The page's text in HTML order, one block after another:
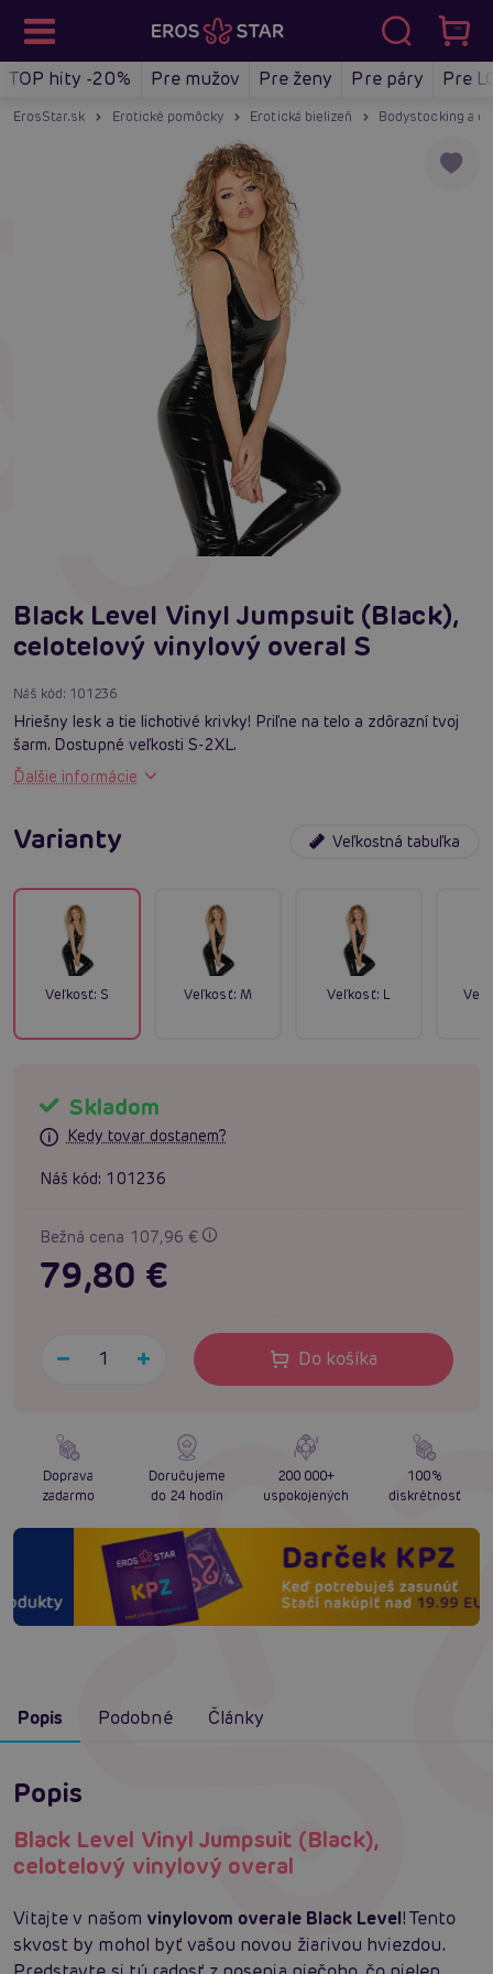
TOP hity -20% Pre mužov Pre ženy Pre páry Pre
ErosStar.sk Erotické pomôcky Erotická bielizeň Bodystocking a
Black Level Vinyl Jumpsuit (Black),
celotelový vinylový overal S
Náš kód: 101236
Hriešny lesk a tie lichotivé krivky! Priľne na telo a zdôrazní tvoj
šarm. Dostupné veľkosti S-2XL.
Ďalšie informácie
Varianty Veľkostná tabuľka
Veľkosť: S Veľkosť: M Veľkosť: L
Skladom
Kedy tovar dostanem?
Náš kód: 101236
Bežná cena 107,96 €
79,80 €
Do košíka
Doprava
zadarmo
Doručujeme
do 24 hodín
200 000+
uspokojených
100%
diskrétnosť
Popis Podobné Články
Popis
Black Level Vinyl Jumpsuit (Black),
celotelový vinylový overal
Vitajte v našom vinylovom overale Black Level! Tento
skvost by mohol byť vašou novou žiarivou hviezdou.